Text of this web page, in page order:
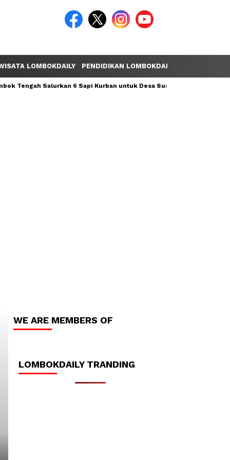
LOMBOKDAILY PENDIDIKAN LOMBOKDAILY
Tengah Salurkan 6 Sapi Kurban untuk Desa Sumber Mata Air
LOMBOKDAILY HEADLINE
WE ARE MEMBERS OF
LOMBOKDAILY TRANDING